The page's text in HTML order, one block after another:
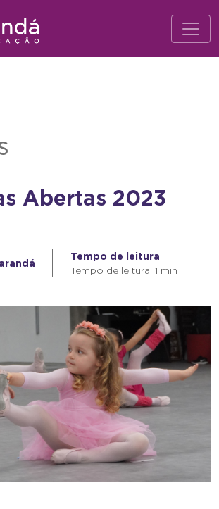
Abertas 2023
Tempo de leitura
Tempo de leitura: 1 min